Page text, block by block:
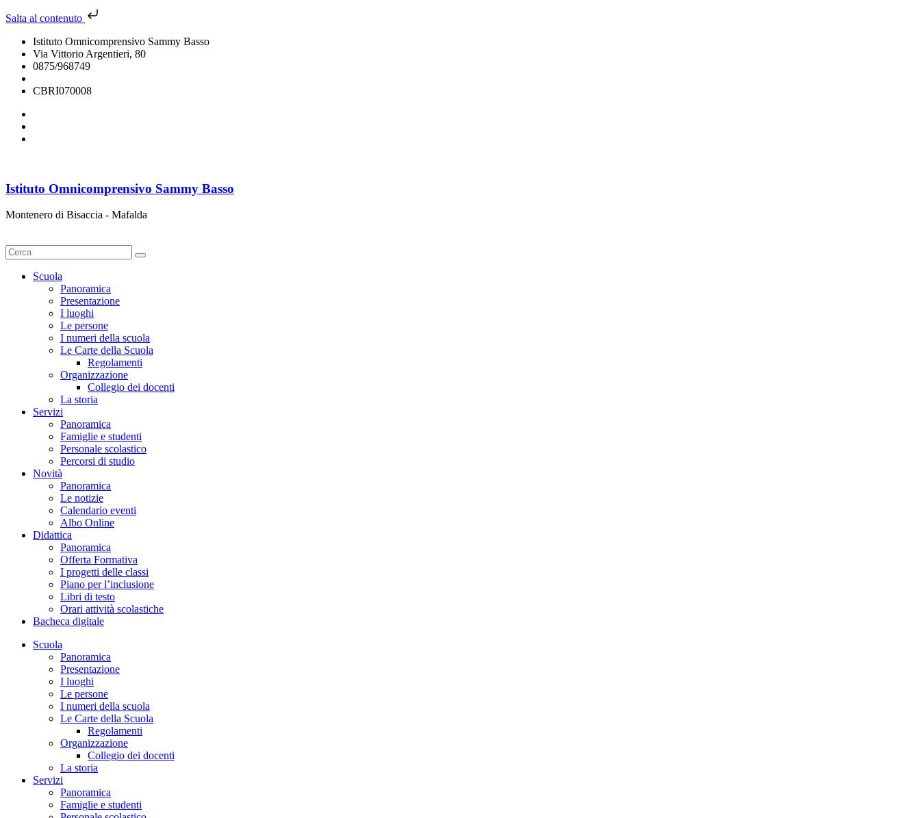
Salta al contenuto
Istituto Omnicomprensivo Sammy Basso
Via Vittorio Argentieri, 80
0875/968749
CBRI070008
Istituto Omnicomprensivo Sammy Basso
Montenero di Bisaccia - Mafalda
Scuola
Panoramica
Presentazione
I luoghi
Le persone
I numeri della scuola
Le Carte della Scuola
Regolamenti
Organizzazione
Collegio dei docenti
La storia
Servizi
Panoramica
Famiglie e studenti
Personale scolastico
Percorsi di studio
Novità
Panoramica
Le notizie
Calendario eventi
Albo Online
Didattica
Panoramica
Offerta Formativa
I progetti delle classi
Piano per l’inclusione
Libri di testo
Orari attività scolastiche
Bacheca digitale
Scuola
Panoramica
Presentazione
I luoghi
Le persone
I numeri della scuola
Le Carte della Scuola
Regolamenti
Organizzazione
Collegio dei docenti
La storia
Servizi
Panoramica
Famiglie e studenti